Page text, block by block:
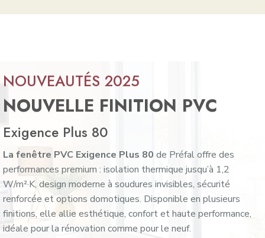
NOUVEAUTÉS 2025
NOUVELLE FINITION PVC
Exigence Plus 80
La fenêtre PVC Exigence Plus 80 de Préfal offre des
performances premium : isolation thermique jusqu’à 1,2
W/m²·K, design moderne à soudures invisibles, sécurité
renforcée et options domotiques. Disponible en plusieurs
finitions, elle allie esthétique, confort et haute performance,
idéale pour la rénovation comme pour le neuf.